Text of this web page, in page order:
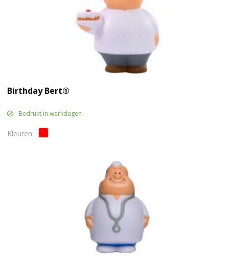
Birthday Bert®
Bedrukt in werkdagen